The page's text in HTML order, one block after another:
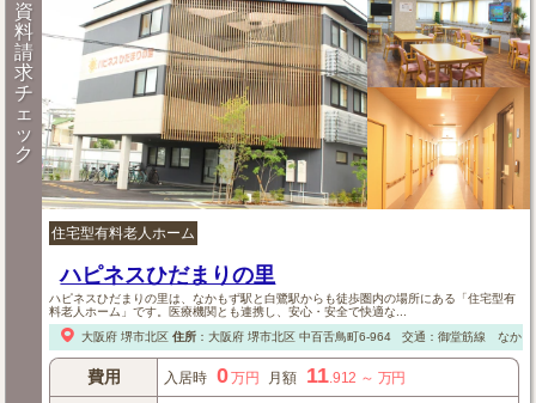
資
料
請
求
チ
ェ
ッ
ク
住宅型有料老人ホーム
ハピネスひだまりの里
ハピネスひだまりの里は、なかもず駅と白鷺駅からも徒歩圏内の場所にある「住宅型有
料老人ホーム」です。医療機関とも連携し、安心・安全で快適な...
大阪府 堺市北区 住所： 大阪府 堺市北区中百舌鳥町6-964 交通：御堂筋線 なかも
費用 入居時 0万円 月額 11 .912 ～ 万円